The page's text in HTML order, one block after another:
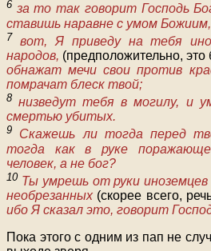
6 за то так говорит Господь
ставишь наравне с умом Божиим,
7 вот, Я приведу на тебя
народов, (предположительно, это
обнажат мечи свои против
помрачат блеск твой;
8 низведут тебя в могилу, и
смертью убитых.
9 Скажешь ли тогда перед
тогда как в руке
человек, а не бог?
10 Ты умрешь от руки иноземцев
необрезанных (скорее всего,
ибо Я сказал это, говорит
Пока этого с одним из пап не